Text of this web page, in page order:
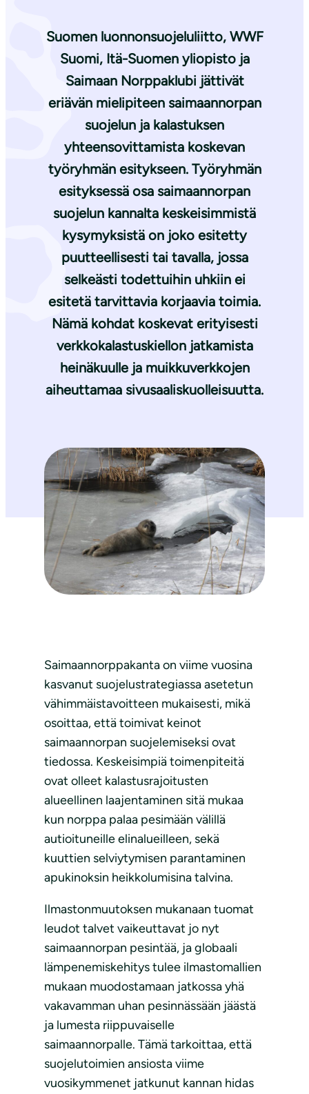
Suomen luonnonsuojeluliitto, WWF
Suomi, Itä-Suomen yliopisto ja
Saimaan Norppaklubi jättivät
eriävän mielipiteen saimaannorpan
suojelun ja kalastuksen
yhteensovittamista koskevan
työryhmän esitykseen. Työryhmän
esityksessä osa saimaannorpan
suojelun kannalta keskeisimmistä
kysymyksistä on joko esitetty
puutteellisesti tai tavalla, jossa
selkeästi todettuihin uhkiin ei
esitetä tarvittavia korjaavia toimia.
Nämä kohdat koskevat erityisesti
verkkokalastuskiellon jatkamista
heinäkuulle ja muikkuverkkojen
aiheuttamaa sivusaaliskuolleisuutta.
Saimaannorppakanta on viime vuosina
kasvanut suojelustrategiassa asetetun
vähimmäistavoitteen mukaisesti, mikä
osoittaa, että toimivat keinot
saimaannorpan suojelemiseksi ovat
tiedossa. Keskeisimpiä toimenpiteitä
ovat olleet kalastusrajoitusten
alueellinen laajentaminen sitä mukaa
kun norppa palaa pesimään välillä
autioituneille elinalueilleen, sekä
kuuttien selviytymisen parantaminen
apukinoksin heikkolumisina talvina.
Ilmastonmuutoksen mukanaan tuomat
leudot talvet vaikeuttavat jo nyt
saimaannorpan pesintää, ja globaali
lämpenemiskehitys tulee ilmastomallien
mukaan muodostamaan jatkossa yhä
vakavamman uhan pesinnässään jäästä
ja lumesta riippuvaiselle
saimaannorpalle. Tämä tarkoittaa, että
suojelutoimien ansiosta viime
vuosikymmenet jatkunut kannan hidas